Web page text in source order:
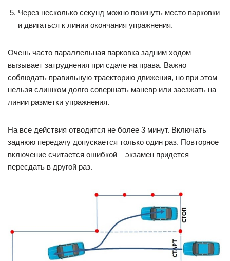
Через несколько секунд можно покинуть место парковки
и двигаться к линии окончания упражнения.
Очень часто параллельная парковка задним ходом
вызывает затруднения при сдаче на права. Важно
соблюдать правильную траекторию движения, но при этом
нельзя слишком долго совершать маневр или заезжать на
линии разметки упражнения.
На все действия отводится не более 3 минут. Включать
заднюю передачу допускается только один раз. Повторное
включение считается ошибкой – экзамен придется
пересдать в другой раз.